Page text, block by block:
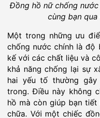
Đồng hồ nữ chống
cùng bạn qua
Một trong những ưu
chống nước chính là độ
kế với các chất liệu và
khả năng chống lại sự
hai yếu tố thường
trong. Điều này không
hồ mà còn giúp bạn
chữa. Với một chiếc